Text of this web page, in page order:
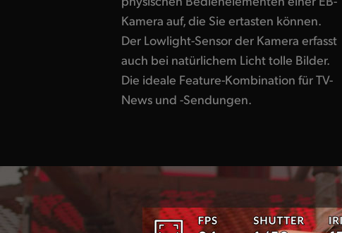
Kamera auf, die Sie ertasten können.
Der Lowlight-Sensor der Kamera erfasst
auch bei natürlichem Licht tolle Bilder.
Die ideale Feature-Kombination für TV-
News und -Sendungen.